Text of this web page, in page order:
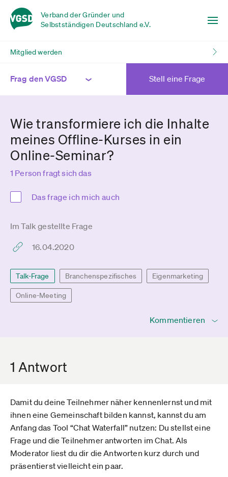
Verband der Gründer und
Selbstständigen Deutschland e.V.
Mitglied werden
Frag den VGSD Stell eine Frage
Wie transformiere ich die Inhalte
meines Offline-Kurses in ein
Online-Seminar?
1 Person fragt sich das
Das frage ich mich auch
Im Talk gestellte Frage
16.04.2020
Talk-Frage Branchenspezifisches Eigenmarketing
Online-Meeting
Kommentieren
1 Antwort
Damit du deine Teilnehmer näher kennenlernst und mit
ihnen eine Gemeinschaft bilden kannst, kannst du am
Anfang das Tool “Chat Waterfall” nutzen: Du stellst eine
Frage und die Teilnehmer antworten im Chat. Als
Moderator liest du dir die Antworten kurz durch und
präsentierst vielleicht ein paar.